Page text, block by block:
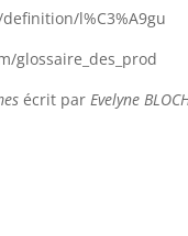
l%C3%A9gu
glossaire_des_prod
écrit parEvelyne